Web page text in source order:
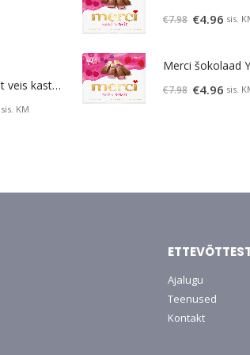
Premium Pet veis kastmes 415 g
Praegune
sis. KM
€7.98 Algne
€7.98.
€4.96
€4.96.
sis.
€7.98 Algne
€4.96 sis.
Ajalugu
Teenused
Kontakt